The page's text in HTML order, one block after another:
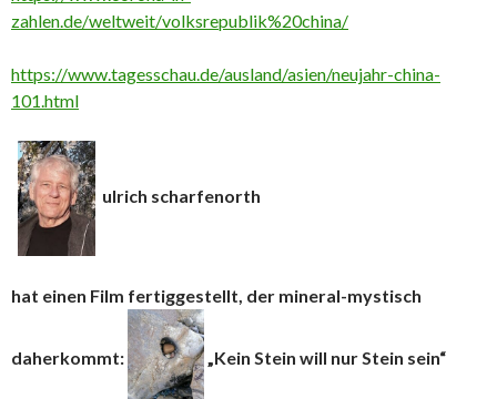
zahlen.de/weltweit/volksrepublik%20china/
https://www.tagesschau.de/ausland/asien/neujahr-china-
101.html
ulrich scharfenorth
hat einen Film fertiggestellt, der mineral-mystisch
daherkommt: „Kein Stein will nur Stein sein“